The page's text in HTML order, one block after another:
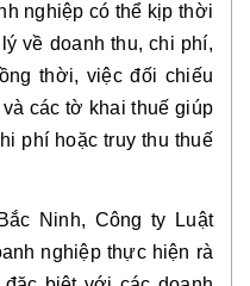
nghiệp có thể kịp thời
về doanh thu, chi phí,
thời, việc đối chiếu
các tờ khai thuế giúp
phí hoặc truy thu thuế
Ninh, Công ty Luật
nghiệp thực hiện rà